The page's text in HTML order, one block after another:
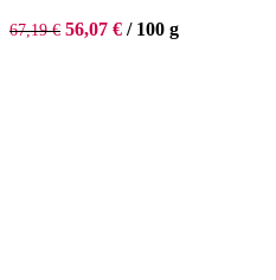
67,19€ 56,07 € / 100 g